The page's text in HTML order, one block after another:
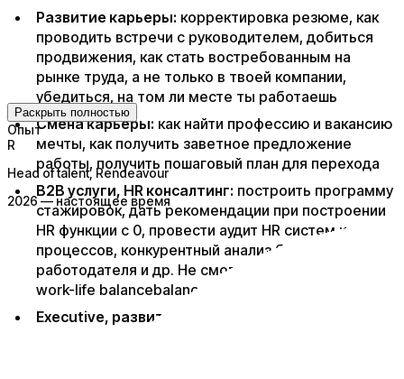
Развитие карьеры: корректировка резюме, как
проводить встречи с руководителем, добиться
продвижения, как стать востребованным на
рынке труда, а не только в твоей компании,
убедиться, на том ли месте ты работаешь
Смена карьеры: как найти профессию и вакансию
мечты, как получить заветное предложение
работы, получить пошаговый план для перехода
B2B услуги, HR консалтинг: построить программу
стажировок, дать рекомендации при построении
HR функции с 0, провести аудит HR систем и
процессов, конкурентный анализ бренда
работодателя и др. Не смогу помочь по вопросам
work-life balancebalance
Executive, развитие руководителей и команд
Раскрыть полностью
Опыт
R
Head of talent, Rendeavour
2026 — настоящее время